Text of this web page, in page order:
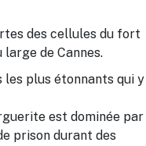
des cellules du fort
de Cannes.
les plus étonnants qui y
est dominée par
prison durant des